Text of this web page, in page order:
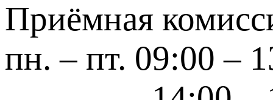
Приёмная
пн. – пт. 09:00 –